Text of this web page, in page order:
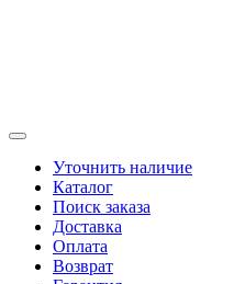
Уточнить наличие
Каталог
Поиск заказа
Доставка
Оплата
Возврат